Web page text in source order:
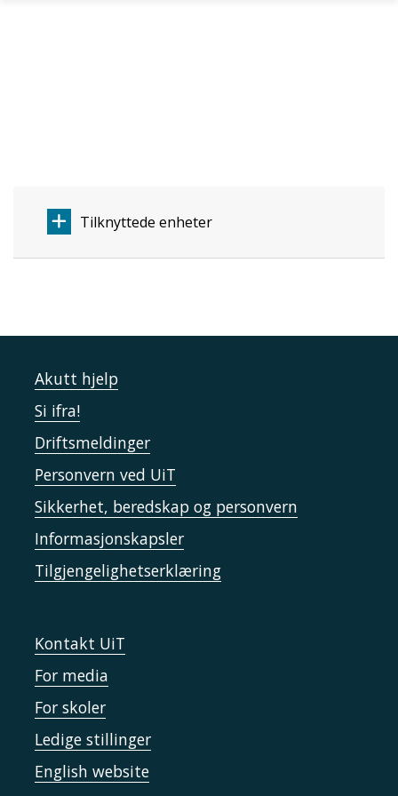
Tilknyttede enheter
Akutt hjelp
Si ifra!
Driftsmeldinger
Personvern ved UiT
Sikkerhet, beredskap og personvern
Informasjonskapsler
Tilgjengelighetserklæring
Kontakt UiT
For media
For skoler
Ledige stillinger
English website